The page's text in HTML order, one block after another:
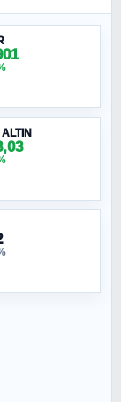
mı, Yeni